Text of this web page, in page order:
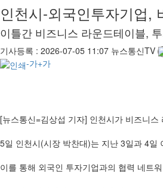
인천시-외국인투자기업,
이틀간 비즈니스 라운드테이블,
기사등록 : 2026-07-05 11:07 뉴스통신TV
-가+가
[뉴스통신=김상섭 기자] 인천시가 비즈니
5일 인천시(시장 박찬대)는 지난 3일과 4일
이를 통해 외국인 투자기업과의 협력 네트